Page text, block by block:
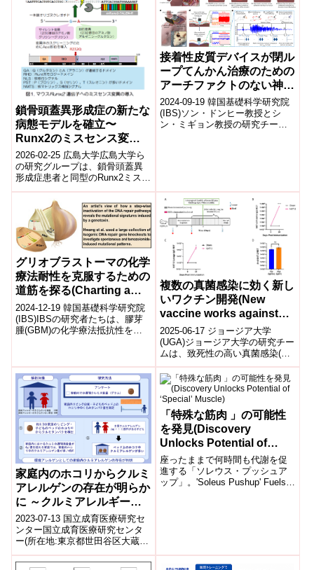
鎖骨頭蓋異形成症の新たな
病態モデルを確立〜
Runx2のミスセンス変異
が骨と歯の形成に与える影
響〜
2026-02-25 広島大学広島大学ら
の研究グループは、鎖骨頭蓋異
形成症患者と同型のRunx2ミスセ
ンス変異を導入した新規モデル
マウスを確立した。Runtホモ...
接着性皮質デバイスが閉ル
ープてんかん治療のための
アーチファクトのない神経
調節を可能にする
(Adhesive Cortical
Device Enables Artifact-
2024-09-19 韓国基礎科学研究院
(IBS)ソン・ドンヒー教授とシ
ン・ミギョン教授の研究チーム
グリオブラストーマの化学
療法耐性を克服するための
道筋を探る(Charting a
path toward overcoming
glioblastoma resistance
to chemotherapy)
2024-12-19 韓国基礎科学研究院
(IBS)IBSの研究者たちは、膠芽
腫(GBM)の化学療法抵抗性を克
複数の真菌感染に効く新し
いワクチン開発(New
vaccine works against
multiple fungal
infections)
2025-06-17 ジョージア大学
(UGA)ジョージア大学の研究チー
ムは、致死性の高い真菌感染(カ
ンジダ、アスペルギルス、ニュ
ーモシスチス)に対して広範に有
効...
家庭内のホコリからクルミ
アレルゲンの存在が明らか
に ～クルミアレルギーの
子どもの寝具に多く、クル
ミアレルギー増加に関与の
可能性を示す～
2023-07-13 国立成育医療研究セ
ンター国立成育医療研究センタ
ー(所在地:東京都世田谷区大蔵、
理事長:五十嵐隆)のアレルギーセ
ンター大矢幸弘センター長、
「特殊な筋肉 」の可能性
を発見(Discovery
Unlocks Potential of
‘Special’ Muscle)
座ったままで何時間も代謝を促
進する「ソレウス・プッシュア
ップ」。'Soleus Pushup' Fuels